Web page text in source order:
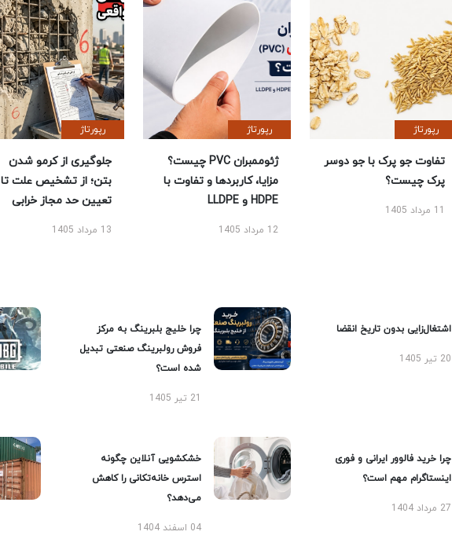
رپورتاژ
تفاوت جو پرک با جو دوسر
پرک چیست؟
11 مرداد 1405
رپورتاژ
ژئوممبران PVC چیست؟
مزایا، کاربردها و تفاوت با
HDPE و LLDPE
12 مرداد 1405
رپورتاژ
جلوگیری از کرمو شدن
بتن؛ از تشخیص علت تا
تعیین حد مجاز خرابی
13 مرداد 1405
اشتغال‌زایی بدون تاریخ انقضا
20 تیر 1405
چرا خلیج بلبرینگ به مرکز
فروش رولبرینگ صنعتی تبدیل
شده است؟
21 تیر 1405
چرا خرید فالوور ایرانی و فوری
اینستاگرام مهم است؟
27 مرداد 1404
خشکشویی آنلاین چگونه
استرس خانه‌تکانی را کاهش
می‌دهد؟
04 اسفند 1404